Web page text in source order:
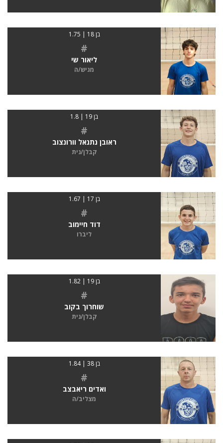
בן 18 | 1.75
#
ליאור שי
מגיש/ה
בן 19 | 1.8
#
ראובן נתנאל וורונצוב
קבלן/נית
בן 17 | 1.67
#
דוד חיימוב
ליברו
בן 19 | 1.82
#
שוחרוך בקוב
קבלן/נית
בן 38 | 1.84
#
ואדים ריאבצב
מצליב/ה